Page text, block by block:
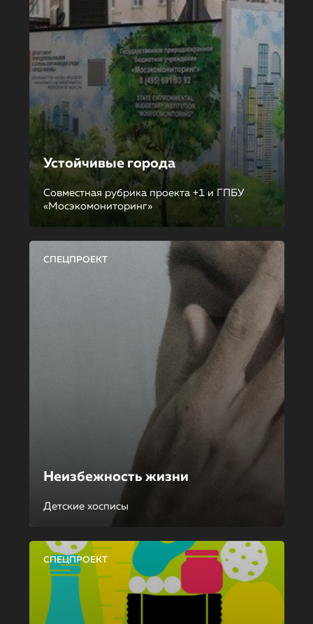
Устойчивые города
Совместная рубрика проекта +1 и ГПБУ
«Мосэкомониторинг»
СПЕЦПРОЕКТ
Неизбежность жизни
Детские хосписы
СПЕЦПРОЕКТ